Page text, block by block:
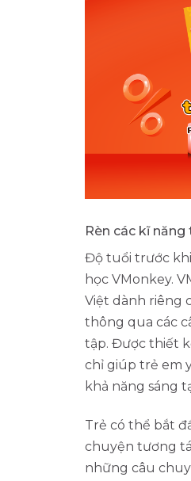
Rèn các kĩ
Độ tuổi trước
học VMonkey.
Việt dành riêng
thông qua các
tập. Được thiết
chỉ giúp trẻ em
khả năng sáng
Trẻ có thể bắt
chuyện tương
những câu